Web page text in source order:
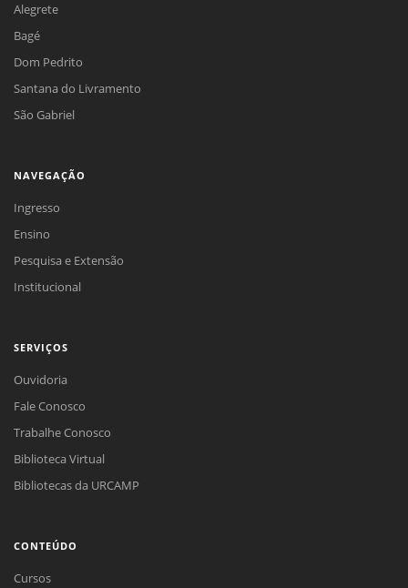
Alegrete
Bagé
Dom Pedrito
Santana do Livramento
São Gabriel
NAVEGAÇÃO
Ingresso
Ensino
Pesquisa e Extensão
Institucional
SERVIÇOS
Ouvidoria
Fale Conosco
Trabalhe Conosco
Biblioteca Virtual
Bibliotecas da URCAMP
CONTEÚDO
Cursos